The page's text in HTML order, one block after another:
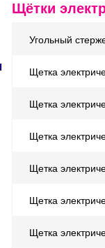
Щётки
Угольный
Щетка
Щетка
Щетка
Щетка
Щетка
Щетка